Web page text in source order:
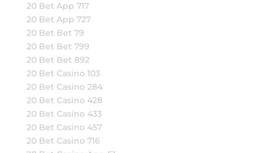
20 Bet App 717
20 Bet App 727
20 Bet Bet 79
20 Bet Bet 799
20 Bet Bet 892
20 Bet Casino 103
20 Bet Casino 284
20 Bet Casino 428
20 Bet Casino 433
20 Bet Casino 457
20 Bet Casino 716